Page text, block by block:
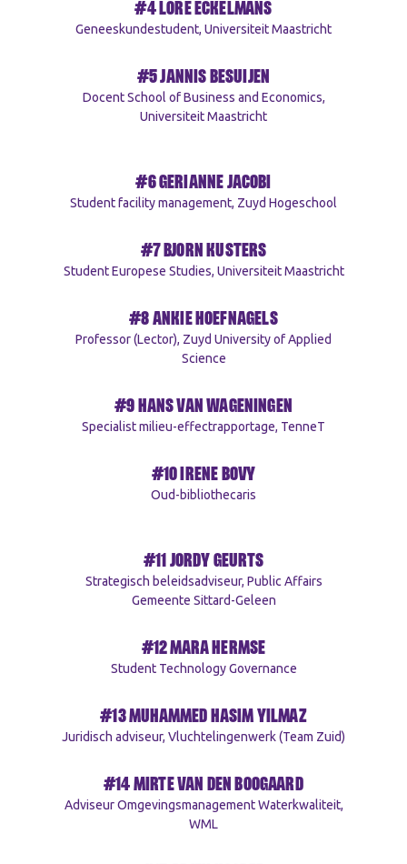
#4 LORE ECKELMANS
Geneeskundestudent, Universiteit Maastricht
#5 JANNIS BESUIJEN
Docent School of Business and Economics,
Universiteit Maastricht
#6 GERIANNE JACOBI
Student facility management, Zuyd Hogeschool
#7 BJORN KUSTERS
Student Europese Studies, Universiteit Maastricht
#8 ANKIE HOEFNAGELS
Professor (Lector), Zuyd University of Applied
Science
#9 HANS VAN WAGENINGEN
Specialist milieu-effectrapportage, TenneT
#10 IRENE BOVY
Oud-bibliothecaris
#11 JORDY GEURTS
Strategisch beleidsadviseur, Public Affairs
Gemeente Sittard-Geleen
#12 MARA HERMSE
Student Technology Governance
#13 MUHAMMED HASIM YILMAZ
Juridisch adviseur, Vluchtelingenwerk (Team Zuid)
#14 MIRTE VAN DEN BOOGAARD
Adviseur Omgevingsmanagement Waterkwaliteit,
WML